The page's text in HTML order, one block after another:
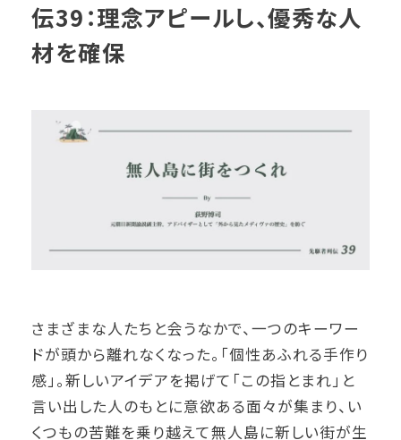
伝39：理念アピールし、優秀な人
材を確保
さまざまな人たちと会うなかで、一つのキーワー
ドが頭から離れなくなった。「個性あふれる手作り
感」。新しいアイデアを掲げて「この指とまれ」と
言い出した人のもとに意欲ある面々が集まり、い
くつもの苦難を乗り越えて無人島に新しい街が生